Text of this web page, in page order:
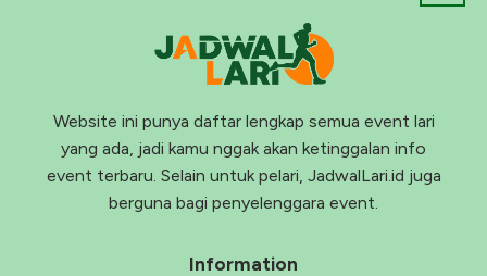
Website ini punya daftar lengkap semua event lari
yang ada, jadi kamu nggak akan ketinggalan info
event terbaru. Selain untuk pelari, JadwalLari.id juga
berguna bagi penyelenggara event.
Information